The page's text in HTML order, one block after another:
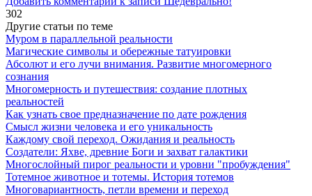
302
Другие статьи по теме
Муром в параллельной реальности
Магические символы и обережные татуировки
Абсолют и его лучи внимания. Развитие многомерного
сознания
Многомерность и путешествия: создание плотных
реальностей
Как узнать свое предназначение по дате рождения
Смысл жизни человека и его уникальность
Каждому свой переход. Ожидания и реальность
Создатели: Яхве, древние Боги и захват галактики
Многослойный пирог реальности и уровни "пробуждения"
Тотемное животное и тотемы. История тотемов
Многовариантность, петли времени и переход